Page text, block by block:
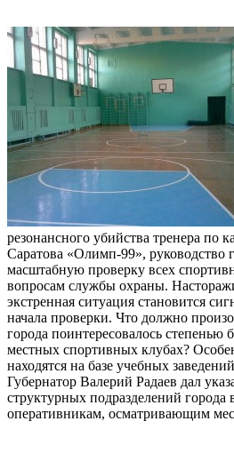
резонансного убийства тренера по
Саратова «Олимп-99», руководство
масштабную проверку всех
вопросам службы охраны.
экстренная ситуация становится
начала проверки. Что должно
города поинтересовалось степенью
местных спортивных клубах?
находятся на базе учебных
Губернатор Валерий Радаев дал
структурных подразделений города
оперативникам, осматривающим